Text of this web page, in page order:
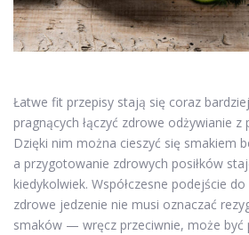
Łatwe fit przepisy stają się coraz
pragnących łączyć zdrowe odżywianie
Dzięki nim można cieszyć się smakiem
a przygotowanie zdrowych posiłków
kiedykolwiek. Współczesne podejście
zdrowe jedzenie nie musi oznaczać
smaków — wręcz przeciwnie, może być